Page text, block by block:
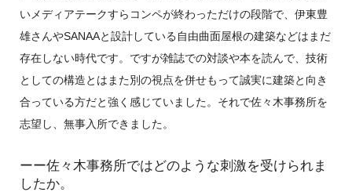
いメディアテークすらコンペが終わっただけの段階で、伊東豊
雄さんやSANAAと設計している自由曲面屋根の建築などはまだ
存在しない時代です。ですが雑誌での対談や本を読んで、技術
としての構造とはまた別の視点を併せもって誠実に建築と向き
合っている方だと強く感じていました。それで佐々木事務所を
志望し、無事入所できました。
ーー佐々木事務所ではどのような刺激を受けられま
したか。